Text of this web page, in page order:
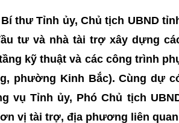
thư Tỉnh ủy, Chủ tịch UBND
tư và nhà tài trợ xây dựng
kỹ thuật và các công trình
phường Kinh Bắc). Cùng dự
vụ Tỉnh ủy, Phó Chủ tịch
vị tài trợ, địa phương liên